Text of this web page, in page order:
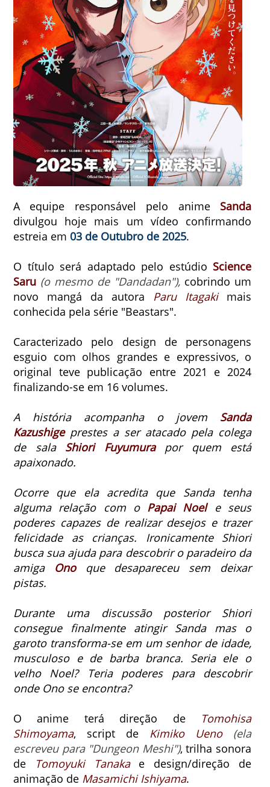
A equipe responsável pelo anime Sanda
divulgou hoje mais um vídeo confirmando
estreia em 03 de Outubro de 2025.
O título será adaptado pelo estúdio Science
Saru (o mesmo de "Dandadan"), cobrindo um
novo mangá da autora Paru Itagakimais
conhecida pela série "Beastars".
Caracterizado pelo design de personagens
esguio com olhos grandes e expressivos, o
original teve publicação entre 2021 e 2024
finalizando-se em 16 volumes.
A história acompanha o jovem Sanda
Kazushigeprestes a ser atacado pela colega
de sala Shiori Fuyumurapor quem está
apaixonado.
Ocorre que ela acredita que Sanda tenha
alguma relação com o Papai Noele seus
poderes capazes de realizar desejos e trazer
felicidade as crianças. Ironicamente Shiori
busca sua ajuda para descobrir o paradeiro da
amiga Onoque desapareceu sem deixar
pistas.
Durante uma discussão posterior Shiori
consegue finalmente atingir Sanda mas o
garoto transforma-se em um senhor de idade,
musculoso e de barba branca. Seria ele o
velho Noel? Teria poderes para descobrir
onde Ono se encontra?
O anime terá direção de
Tomohisa
Shimoyama, script de Kimiko Ueno
(ela
escreveu para "Dungeon Meshi"), trilha sonora
de
Tomoyuki Tanakae design/direção de
animação de Masamichi Ishiyama.